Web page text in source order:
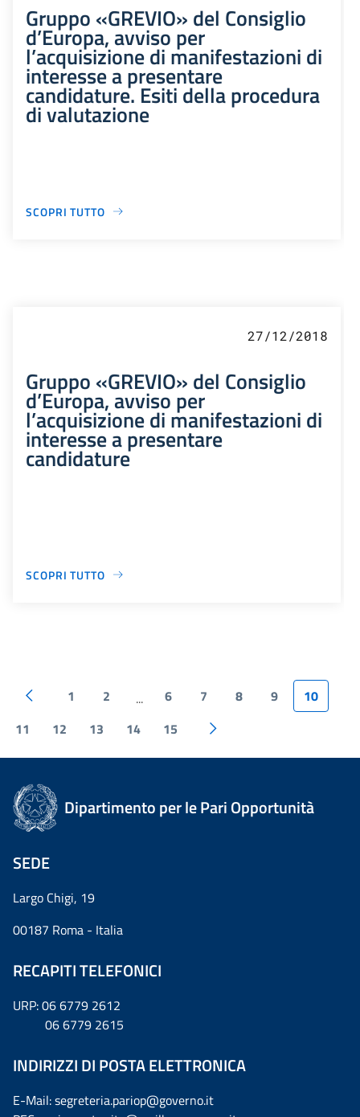
Gruppo «GREVIO» del Consiglio
d’Europa, avviso per
l’acquisizione di manifestazioni di
interesse a presentare
candidature. Esiti della procedura
di valutazione
SCOPRI TUTTO
27/12/2018
Gruppo «GREVIO» del Consiglio
d’Europa, avviso per
l’acquisizione di manifestazioni di
interesse a presentare
candidature
SCOPRI TUTTO
1 2 ... 6 7 8 9
10
11
12 13 14 15
Dipartimento per le Pari Opportunità
SEDE
Largo Chigi, 19
00187 Roma - Italia
RECAPITI TELEFONICI
URP: 06 6779 2612
06 6779 2615
INDIRIZZI DI POSTA ELETTRONICA
E-Mail: segreteria.pariop@governo.it